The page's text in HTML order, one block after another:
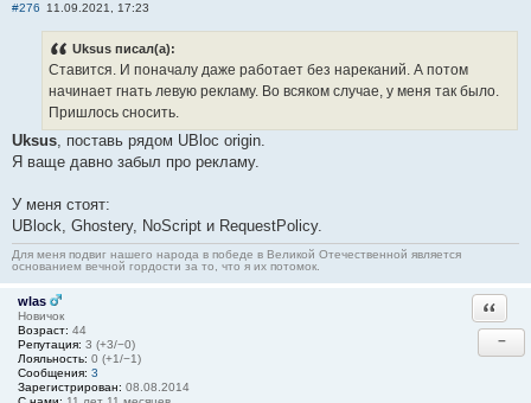
#276 11.09.2021, 17:23
Uksus писал(а):
Ставится. И поначалу даже работает без нареканий. А потом
начинает гнать левую рекламу. Во всяком случае, у меня так было.
Пришлось сносить.
Uksus, поставь рядом UBloc origin.
Я ваще давно забыл про рекламу.
У меня стоят:
UBlock, Ghostery, NoScript и RequestPolicy.
Для меня подвиг нашего народа в победе в Великой Отечественной является
основанием вечной гордости за то, что я их потомок.
wlas
Новичок
Возраст: 44
Репутация: 3 (+3/−0)
Лояльность: 0 (+1/−1)
Сообщения: 3
Зарегистрирован: 08.08.2014
−